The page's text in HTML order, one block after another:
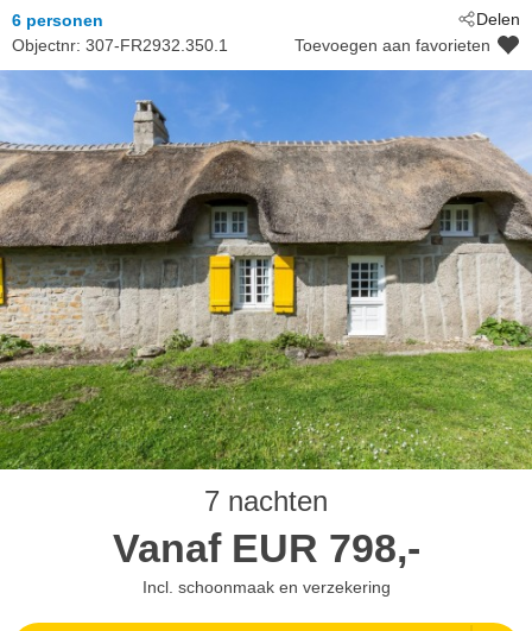
Delen
6 personen
Objectnr: 307-FR2932.350.1 Toevoegen aan favorieten
7 nachten
Vanaf EUR 798,-
Incl. schoonmaak en verzekering